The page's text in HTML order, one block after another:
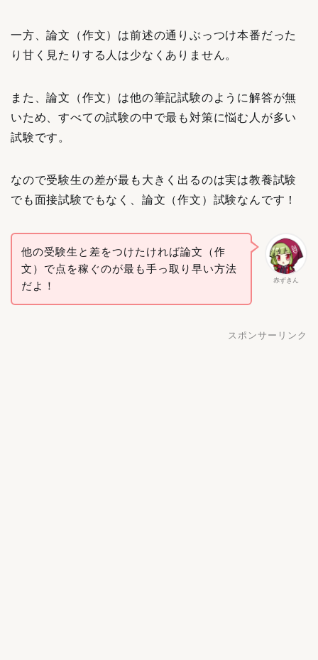
一方、論文（作文）は前述の通りぶっつけ本番だった
り甘く見たりする人は少なくありません。
また、論文（作文）は他の筆記試験のように解答が無
いため、すべての試験の中で最も対策に悩む人が多い
試験です。
なので受験生の差が最も大きく出るのは実は教養試験
でも面接試験でもなく、論文（作文）試験なんです！
赤ずきん
他の受験生と差をつけたければ論文（作
文）で点を稼ぐのが最も手っ取り早い方法
だよ！
スポンサーリンク